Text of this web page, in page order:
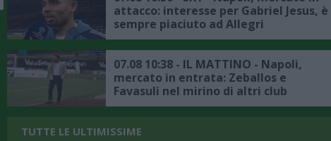
attacco: interesse per Gabriel Jesus, è
sempre piaciuto ad Allegri
07.08 10:38 - IL MATTINO - Napoli,
mercato in entrata: Zeballos e
Favasuli nel mirino di altri club
TUTTE LE ULTIMISSIME